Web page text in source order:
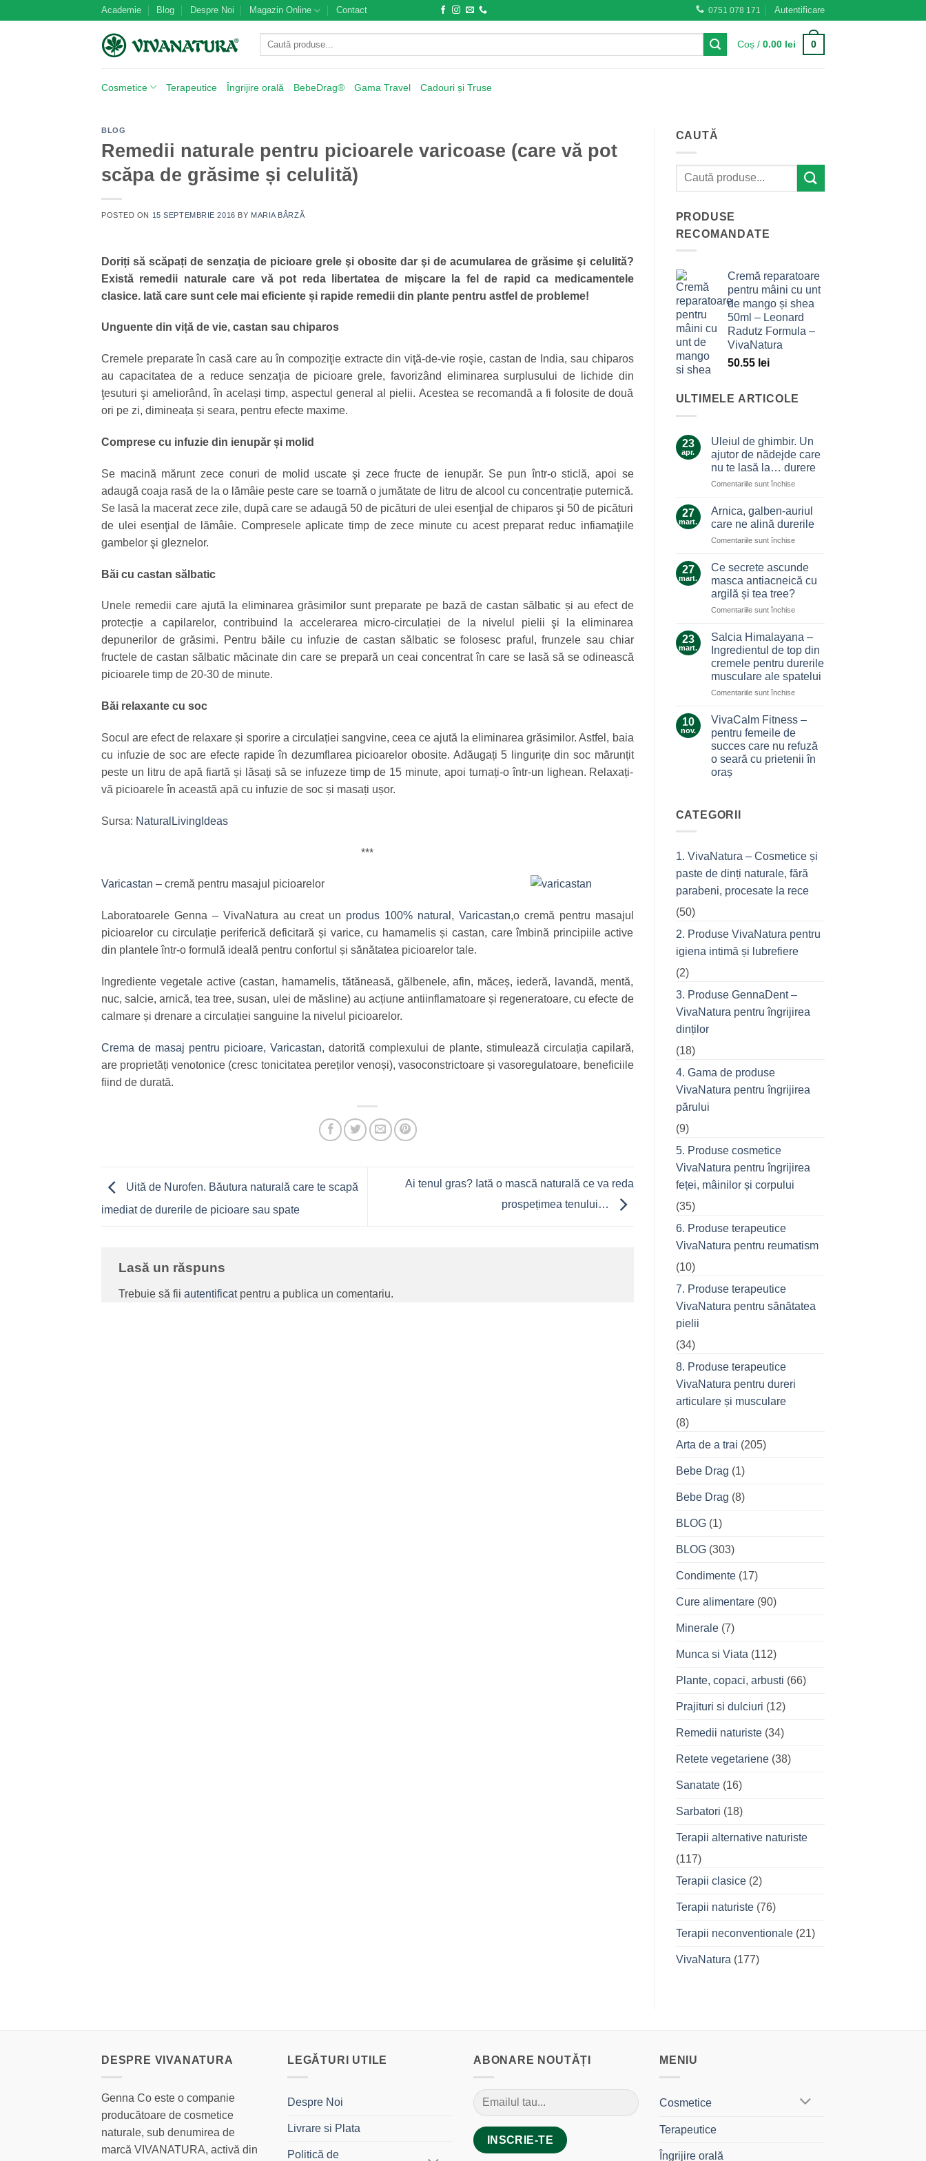
Academie Blog Despre Noi Magazin Online Contact 0751 078 171 Autentificare
Caută
Coș /0.00 lei 0
Cosmetice Terapeutice Îngrijire orală BebeDrag® Gama Travel Cadouri și Truse
BLOG
Remedii naturale pentru picioarele varicoase (care vă pot
scăpa de grăsime și celulită)
POSTED ON 15 SEPTEMBRIE 2016 BY MARIA BÂRZĂ
Doriți să scăpați de senzaţia de picioare grele şi obosite dar şi de acumularea de grăsime şi celulită?
Există remedii naturale care vă pot reda libertatea de mişcare la fel de rapid ca medicamentele
clasice. Iată care sunt cele mai eficiente și rapide remedii din plante pentru astfel de probleme!
Unguente din viță de vie, castan sau chiparos
Cremele preparate în casă care au în compoziţie extracte din viţă-de-vie roşie, castan de India, sau chiparos
au capacitatea de a reduce senzaţia de picioare grele, favorizând eliminarea surplusului de lichide din
ţesuturi şi ameliorând, în același timp, aspectul general al pielii. Acestea se recomandă a fi folosite de două
ori pe zi, dimineața și seara, pentru efecte maxime.
Comprese cu infuzie din ienupăr și molid
Se macină mărunt zece conuri de molid uscate şi zece fructe de ienupăr. Se pun într-o sticlă, apoi se
adaugă coaja rasă de la o lămâie peste care se toarnă o jumătate de litru de alcool cu concentrație puternică.
Se lasă la macerat zece zile, după care se adaugă 50 de picături de ulei esenţial de chiparos şi 50 de picături
de ulei esenţial de lămâie. Compresele aplicate timp de zece minute cu acest preparat reduc infiamaţiile
gambelor şi gleznelor.
Băi cu castan sălbatic
Unele remedii care ajută la eliminarea grăsimilor sunt preparate pe bază de castan sălbatic și au efect de
protecție a capilarelor, contribuind la accelerarea micro-circulației de la nivelul pielii şi la eliminarea
depunerilor de grăsimi. Pentru băile cu infuzie de castan sălbatic se folosesc praful, frunzele sau chiar
fructele de castan sălbatic măcinate din care se prepară un ceai concentrat în care se lasă să se odinească
picioarele timp de 20-30 de minute.
Băi relaxante cu soc
Socul are efect de relaxare și sporire a circulației sangvine, ceea ce ajută la eliminarea grăsimilor. Astfel, baia
cu infuzie de soc are efecte rapide în dezumflarea picioarelor obosite. Adăugați 5 lingurițe din soc mărunțit
peste un litru de apă fiartă și lăsați să se infuzeze timp de 15 minute, apoi turnați-o într-un lighean. Relaxați-
vă picioarele în această apă cu infuzie de soc și masați ușor.
Sursa: NaturalLivingIdeas
***
Varicastan – cremă pentru masajul picioarelor
Laboratoarele Genna – VivaNatura au creat un produs 100% natural, Varicastan,o cremă pentru masajul
picioarelor cu circulație periferică deficitară și varice, cu hamamelis și castan, care îmbină principiile active
din plantele într-o formulă ideală pentru confortul și sănătatea picioarelor tale.
Ingrediente vegetale active (castan, hamamelis, tătăneasă, gălbenele, afin, măceș, iederă, lavandă, mentă,
nuc, salcie, arnică, tea tree, susan, ulei de măsline) au acțiune antiinflamatoare și regeneratoare, cu efecte de
calmare și drenare a circulației sanguine la nivelul picioarelor.
Crema de masaj pentru picioare, Varicastan, datorită complexului de plante, stimulează circulația capilară,
are proprietăți venotonice (cresc tonicitatea pereților venoși), vasoconstrictoare și vasoregulatoare, beneficiile
fiind de durată.
Uită de Nurofen. Băutura naturală care te scapă
imediat de durerile de picioare sau spate
Ai tenul gras? Iată o mască naturală ce va reda
prospețimea tenului…
Lasă un răspuns
Trebuie să fii autentificatpentru a publica un comentariu.
CAUTĂ
PRODUSE
RECOMANDATE
Cremă reparatoare
pentru mâini cu unt
de mango și shea
50ml – Leonard
Radutz Formula –
VivaNatura
50.55 lei
ULTIMELE ARTICOLE
23
apr.
Uleiul de ghimbir. Un
ajutor de nădejde care
nu te lasă la… durere
Comentariile sunt închisepentru
de
ghimbir.
Un
ajutor
nădejde
care
nu
lasă
durere
27
mart.
Arnica, galben-auriul
care ne alină durerile
Comentariile sunt închisepentru
galben-
auriul
care
alină
27
mart.
Ce secrete ascunde
masca antiacneică cu
argilă și tea tree?
Comentariile sunt închisepentru
ascunde
masca
antiacneică
cu
argilă
tree?
23
mart.
Salcia Himalayana –
Ingredientul de top din
cremele pentru durerile
musculare ale spatelui
Comentariile sunt închisepentru
Ingredientul
de
top
10
nov.
VivaCalm Fitness –
pentru femeile de
succes care nu refuză
o seară cu prietenii în
oraș
VivaCalm
Fitness
de
care
refuză
prietenii
în
oraș
CATEGORII
1. VivaNatura – Cosmetice și
paste de dinți naturale, fără
parabeni, procesate la rece
(50)
2. Produse VivaNatura pentru
igiena intimă și lubrefiere
(2)
3. Produse GennaDent –
VivaNatura pentru îngrijirea
dinților
(18)
4. Gama de produse
VivaNatura pentru îngrijirea
părului
(9)
5. Produse cosmetice
VivaNatura pentru îngrijirea
feței, mâinilor și corpului
(35)
6. Produse terapeutice
VivaNatura pentru reumatism
(10)
7. Produse terapeutice
VivaNatura pentru sănătatea
pielii
(34)
8. Produse terapeutice
VivaNatura pentru dureri
articulare și musculare
(8)
Arta de a trai (205)
Bebe Drag (1)
Bebe Drag (8)
BLOG(1)
BLOG(303)
Condimente(17)
Cure alimentare(90)
Minerale(7)
Munca si Viata (112)
Plante, copaci, arbusti (66)
Prajituri si dulciuri (12)
Remedii naturiste(34)
Retete vegetariene(38)
Sanatate(16)
Sarbatori (18)
Terapii alternative naturiste
(117)
Terapii clasice(2)
Terapii naturiste(76)
Terapii neconventionale(21)
VivaNatura (177)
DESPRE VIVANATURA
Genna Co este o companie
producătoare de cosmetice
naturale, sub denumirea de
marcă VIVANATURA, activă din
LEGĂTURI UTILE
Despre Noi
Livrare si Plata
Politică de
ABONARE NOUTĂȚI MENIU
Cosmetice
Terapeutice
Îngrijire orală